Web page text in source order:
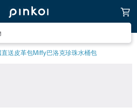
送皮革包Miffy巴洛克珍珠水桶包